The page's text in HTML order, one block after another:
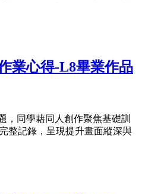
業心得-L8畢業作品
，同學藉同人創作聚焦基礎訓
整記錄，呈現提升畫面縱深與